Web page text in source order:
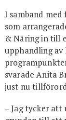
I samband med
som
& Näring in till
upphandling av
svarade Anita
just nu
– Jag tycker